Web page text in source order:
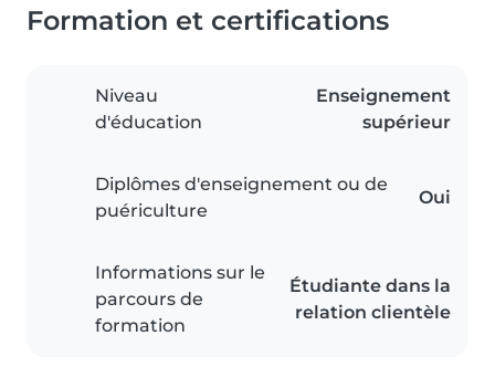
Formation et certifications
Niveau
d'éducation
Enseignement
supérieur
Diplômes d'enseignement ou de
puériculture
Oui
Informations sur le
parcours de
formation
Étudiante dans la
relation clientèle